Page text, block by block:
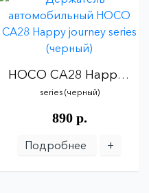
HOCO CA28 Happy
series (черный)
890 р.
Подробнее +